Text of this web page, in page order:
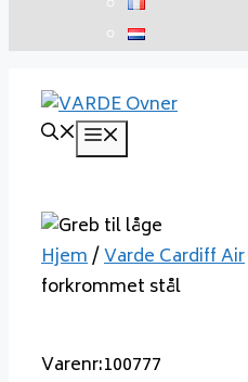
Hjem/Varde Cardiff Air
forkrommet stål
Varenr:100777